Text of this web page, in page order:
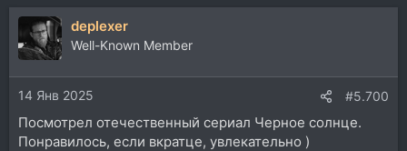
deplexer
Well-Known Member
14 Янв 2025 #5.700
Посмотрел отечественный сериал Черное солнце.
Понравилось, если вкратце, увлекательно )